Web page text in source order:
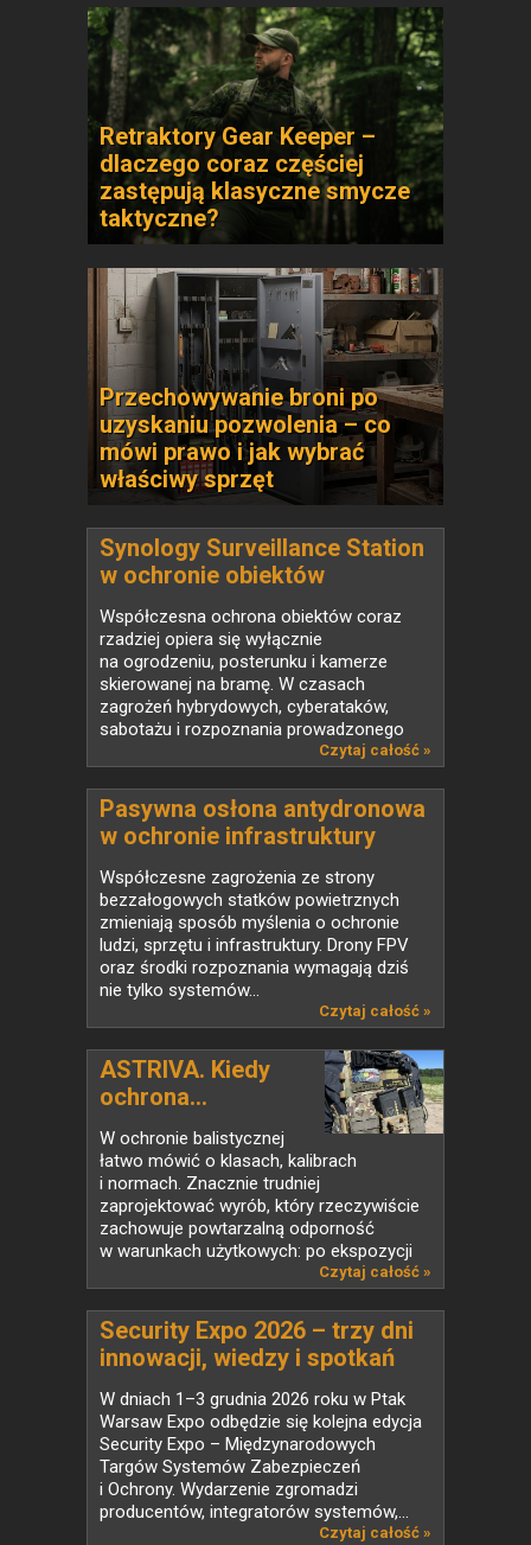
Retraktory Gear Keeper –
dlaczego coraz częściej
zastępują klasyczne smycze
taktyczne?
Przechowywanie broni po
uzyskaniu pozwolenia – co
mówi prawo i jak wybrać
właściwy sprzęt
Synology Surveillance Station
w ochronie obiektów
strategicznych
Współczesna ochrona obiektów coraz
rzadziej opiera się wyłącznie
na ogrodzeniu, posterunku i kamerze
skierowanej na bramę. W czasach
zagrożeń hybrydowych, cyberataków,
sabotażu i rozpoznania prowadzonego
Czytaj całość »
Pasywna osłona antydronowa
w ochronie infrastruktury
krytycznej
Współczesne zagrożenia ze strony
bezzałogowych statków powietrznych
zmieniają sposób myślenia o ochronie
ludzi, sprzętu i infrastruktury. Drony FPV
oraz środki rozpoznania wymagają dziś
nie tylko systemów...
Czytaj całość »
ASTRIVA. Kiedy
ochrona...
W ochronie balistycznej
łatwo mówić o klasach, kalibrach
i normach. Znacznie trudniej
zaprojektować wyrób, który rzeczywiście
zachowuje powtarzalną odporność
w warunkach użytkowych: po ekspozycji
Czytaj całość »
Security Expo 2026 – trzy dni
innowacji, wiedzy i spotkań
liderów branży
bezpieczeństwa
W dniach 1–3 grudnia 2026 roku w Ptak
Warsaw Expo odbędzie się kolejna edycja
Security Expo – Międzynarodowych
Targów Systemów Zabezpieczeń
i Ochrony. Wydarzenie zgromadzi
producentów, integratorów systemów,...
Czytaj całość »